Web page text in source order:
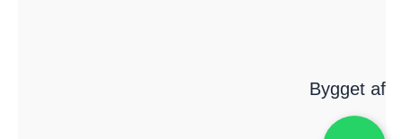
Bygget af